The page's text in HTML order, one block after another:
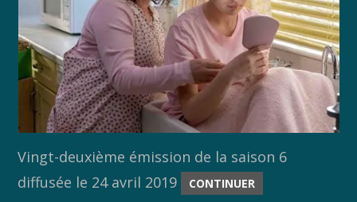
Vingt-deuxième émission de la saison 6
diffusée le 24 avril 2019
CONTINUER